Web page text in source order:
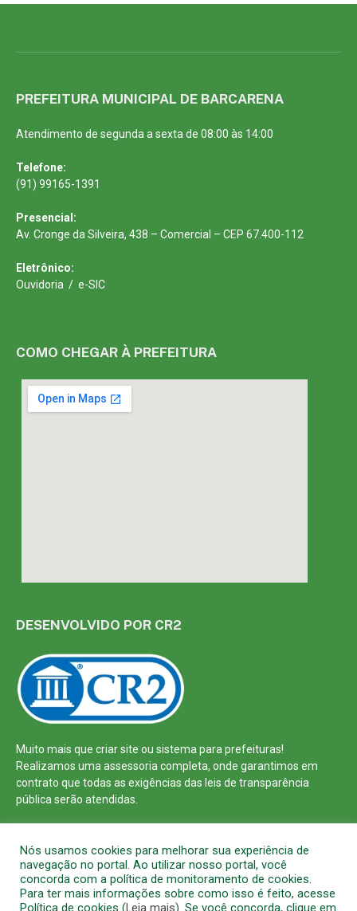
PREFEITURA MUNICIPAL DE BARCARENA
Atendimento de segunda a sexta de 08:00 às 14:00
Telefone:
(91) 99165-1391
Presencial:
Av. Cronge da Silveira, 438 – Comercial – CEP 67.400-112
Eletrônico:
Ouvidoria / e-SIC
COMO CHEGAR À PREFEITURA
DESENVOLVIDO POR CR2
Muito mais que criar site ou sistema para prefeituras!
Realizamos uma assessoria completa, onde garantimos em
contrato que todas as exigências das leis de transparência
pública serão atendidas.
Nós usamos cookies para melhorar sua experiência de
navegação no portal. Ao utilizar nosso portal, você
concorda com a política de monitoramento de cookies.
Para ter mais informações sobre como isso é feito, acesse
Política de cookies (Leia mais). Se você concorda, clique em